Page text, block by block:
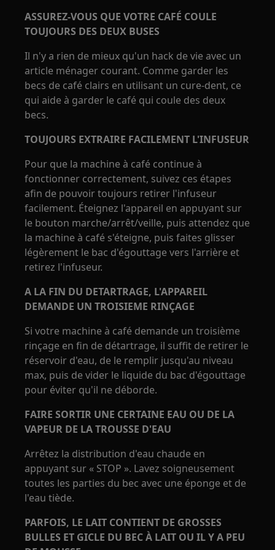
ASSUREZ-VOUS QUE VOTRE CAFÉ COULE
TOUJOURS DES DEUX BUSES
Il n'y a rien de mieux qu'un hack de vie avec un
article ménager courant. Comme garder les
becs de café clairs en utilisant un cure-dent, ce
qui aide à garder le café qui coule des deux
becs.
TOUJOURS EXTRAIRE FACILEMENT L'INFUSEUR
Pour que la machine à café continue à
fonctionner correctement, suivez ces étapes
afin de pouvoir toujours retirer l'infuseur
facilement. Éteignez l'appareil en appuyant sur
le bouton marche/arrêt/veille, puis attendez que
la machine à café s'éteigne, puis faites glisser
légèrement le bac d'égouttage vers l'arrière et
retirez l'infuseur.
A LA FIN DU DETARTRAGE, L'APPAREIL
DEMANDE UN TROISIEME RINÇAGE
Si votre machine à café demande un troisième
rinçage en fin de détartrage, il suffit de retirer le
réservoir d'eau, de le remplir jusqu'au niveau
max, puis de vider le liquide du bac d'égouttage
pour éviter qu'il ne déborde.
FAIRE SORTIR UNE CERTAINE EAU OU DE LA
VAPEUR DE LA TROUSSE D'EAU
Arrêtez la distribution d'eau chaude en
appuyant sur « STOP ». Lavez soigneusement
toutes les parties du bec avec une éponge et de
l'eau tiède.
PARFOIS, LE LAIT CONTIENT DE GROSSES
BULLES ET GICLE DU BEC À LAIT OU IL Y A PEU